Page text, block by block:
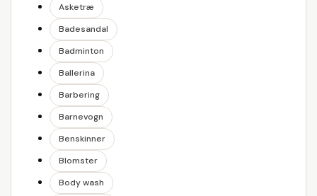
Asketræ
Badesandal
Badminton
Ballerina
Barbering
Barnevogn
Benskinner
Blomster
Body wash